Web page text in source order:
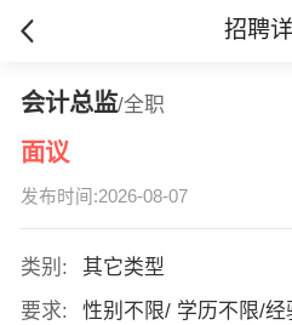
招聘
会计总监/全职
面议
发布时间:2026-08-07
类别:
其它类型
要求:
性别不限/ 学历不限/经